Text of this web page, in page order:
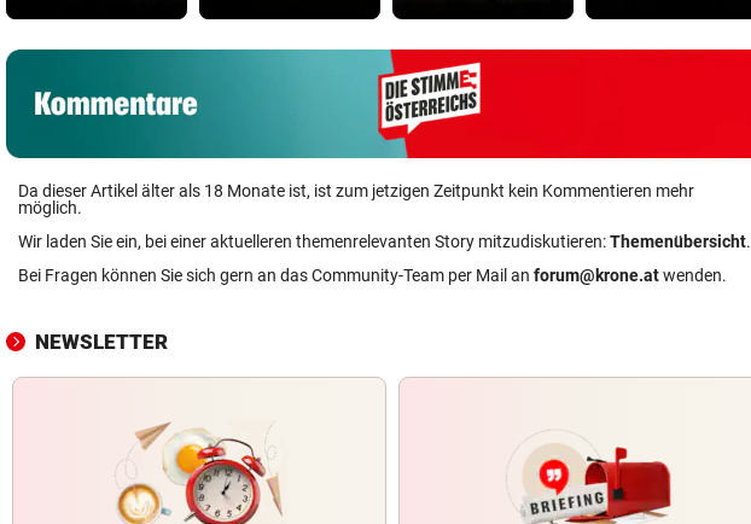
Da dieser Artikel älter als 18 Monate ist, ist zum jetzigen Zeitpunkt kein Kommentieren mehr
möglich.
Wir laden Sie ein, bei einer aktuelleren themenrelevanten Story mitzudiskutieren:Themenübersicht.
Bei Fragen können Sie sich gern an das Community-Team per Mail an forum@krone.atwenden.
NEWSLETTER